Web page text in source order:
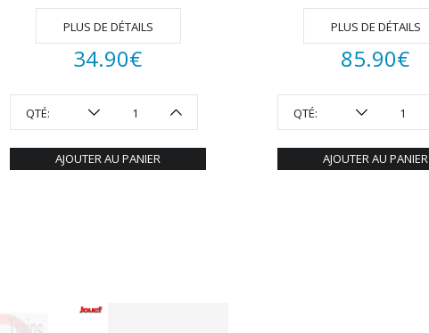
PLUS DE DÉTAILS
34.90€
QTÉ:
AJOUTER AU PANIER
PLUS DE DÉTAILS
85.90€
QTÉ:
AJOUTER AU PANIER